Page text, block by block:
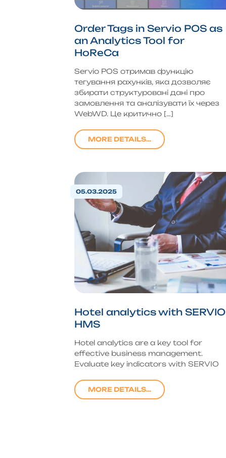
Order Tags in Servio POS as
an Analytics Tool for
HoReCa
Servio POS отримав функцію
тегування рахунків, яка дозволяє
збирати структуровані дані про
замовлення та аналізувати їх через
WebWD. Це критично […]
MORE DETAILS…
05.03.2025
Hotel analytics with SERVIO
HMS
Hotel analytics are a key tool for
effective business management.
Evaluate key indicators with SERVIO
MORE DETAILS…